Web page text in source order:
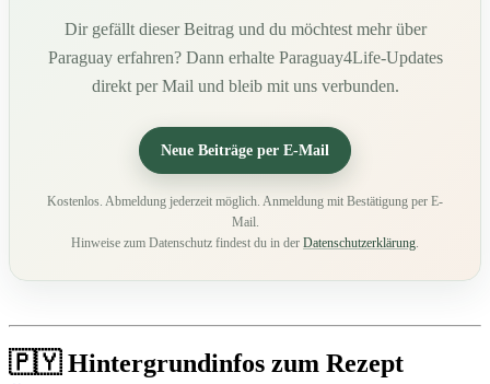
Dir gefällt dieser Beitrag und du möchtest mehr über
Paraguay erfahren? Dann erhalte Paraguay4Life-Updates
direkt per Mail und bleib mit uns verbunden.
Neue Beiträge per E-Mail
Kostenlos. Abmeldung jederzeit möglich. Anmeldung mit Bestätigung per E-
Mail.
Hinweise zum Datenschutz findest du in der Datenschutzerklärung.
🇵🇾 Hintergrundinfos zum Rezept